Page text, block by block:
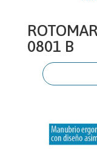
0801 B